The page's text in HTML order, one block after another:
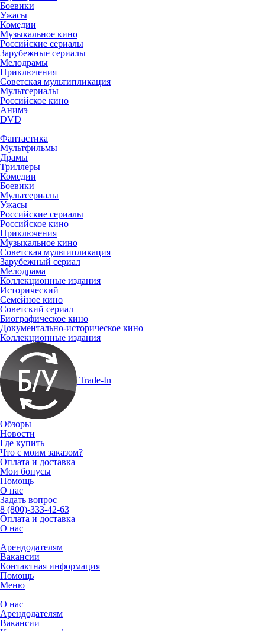
Боевики
Ужасы
Комедии
Музыкальное кино
Российские сериалы
Зарубежные сериалы
Мелодрамы
Приключения
Советская мультипликация
Мультсериалы
Российское кино
Анимэ
DVD
Фантастика
Мультфильмы
Драмы
Триллеры
Комедии
Боевики
Мультсериалы
Ужасы
Российские сериалы
Российское кино
Приключения
Музыкальное кино
Советская мультипликация
Зарубежный сериал
Мелодрама
Коллекционные издания
Исторический
Семейное кино
Советский сериал
Биографическое кино
Документально-историческое кино
Коллекционные издания
Trade-In
Обзоры
Новости
Где купить
Что с моим заказом?
Оплата и доставка
Мои бонусы
Помощь
О нас
Задать вопрос
8 (800)-333-42-63
Оплата и доставка
О нас
Арендодателям
Вакансии
Контактная информация
Помощь
Меню
О нас
Арендодателям
Вакансии